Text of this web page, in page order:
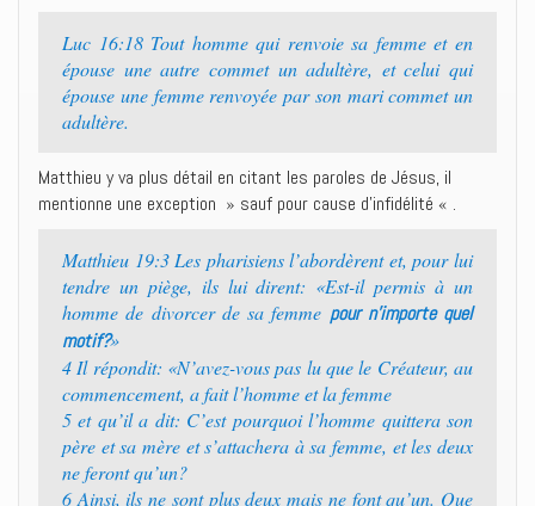
Luc 16:18 Tout homme qui renvoie sa femme et en
épouse une autre commet un adultère, et celui qui
épouse une femme renvoyée par son mari commet un
adultère.
Matthieu y va plus détail en citant les paroles de Jésus, il
mentionne une exception » sauf pour cause d’infidélité « .
Matthieu 19:3 Les pharisiens l’abordèrent et, pour lui
tendre un piège, ils lui dirent: «Est-il permis à un
homme de divorcer de sa femme pour n’importe quel
motif?»
4 Il répondit: «N’avez-vous pas lu que le Créateur, au
commencement, a fait l’homme et la femme
5 et qu’il a dit: C’est pourquoi l’homme quittera son
père et sa mère et s’attachera à sa femme, et les deux
ne feront qu’un?
6 Ainsi, ils ne sont plus deux mais ne font qu’un. Que